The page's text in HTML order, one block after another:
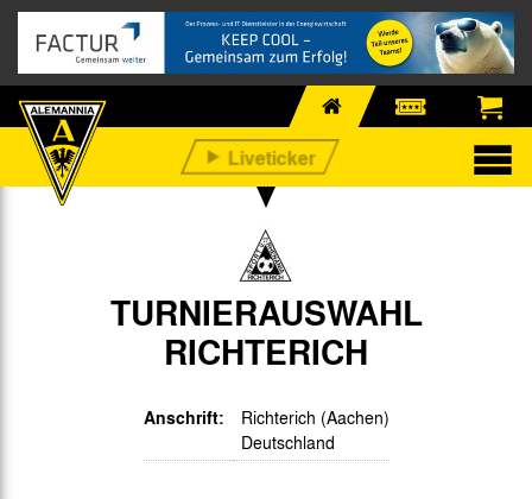
TURNIERAUSWAHL
RICHTERICH
Anschrift:
Richterich (Aachen)
Deutschland